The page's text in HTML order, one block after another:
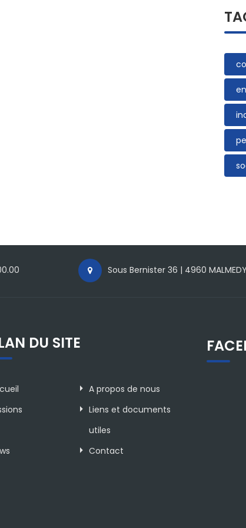
Sous Bernister 36 | 4960
DU SITE
A propos de nous
Liens et documents
utiles
Contact